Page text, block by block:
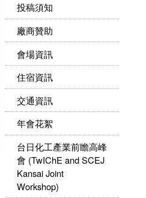
投稿須知
廠商贊助
會場資訊
住宿資訊
交通資訊
年會花絮
台日化工產業前瞻高峰
會 (TwIChE and SCEJ
Kansai Joint
Workshop)